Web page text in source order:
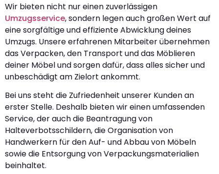
Wir bieten nicht nur einen zuverlässigen
Umzugsservice, sondern legen auch großen Wert auf
eine sorgfältige und effiziente Abwicklung deines
Umzugs. Unsere erfahrenen Mitarbeiter übernehmen
das Verpacken, den Transport und das Möblieren
deiner Möbel und sorgen dafür, dass alles sicher und
unbeschädigt am Zielort ankommt.
Bei uns steht die Zufriedenheit unserer Kunden an
erster Stelle. Deshalb bieten wir einen umfassenden
Service, der auch die Beantragung von
Halteverbotsschildern, die Organisation von
Handwerkern für den Auf- und Abbau von Möbeln
sowie die Entsorgung von Verpackungsmaterialien
beinhaltet.